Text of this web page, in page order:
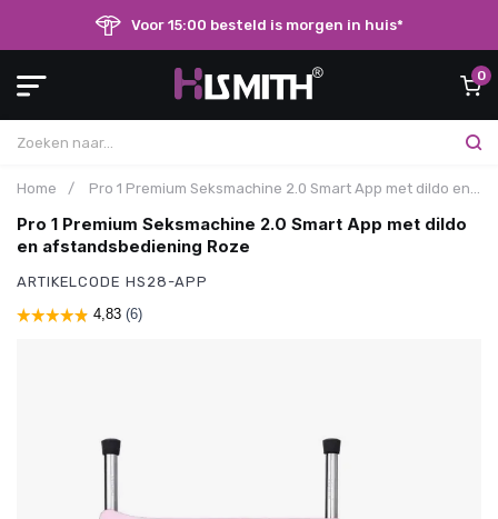
Voor 15:00 besteld is morgen in huis*
0
Home / Pro 1 Premium Seksmachine 2.0 Smart App met dildo en afstandsbediening Roze
Pro 1 Premium Seksmachine 2.0 Smart App met dildo
en afstandsbediening Roze
ARTIKELCODE HS28-APP